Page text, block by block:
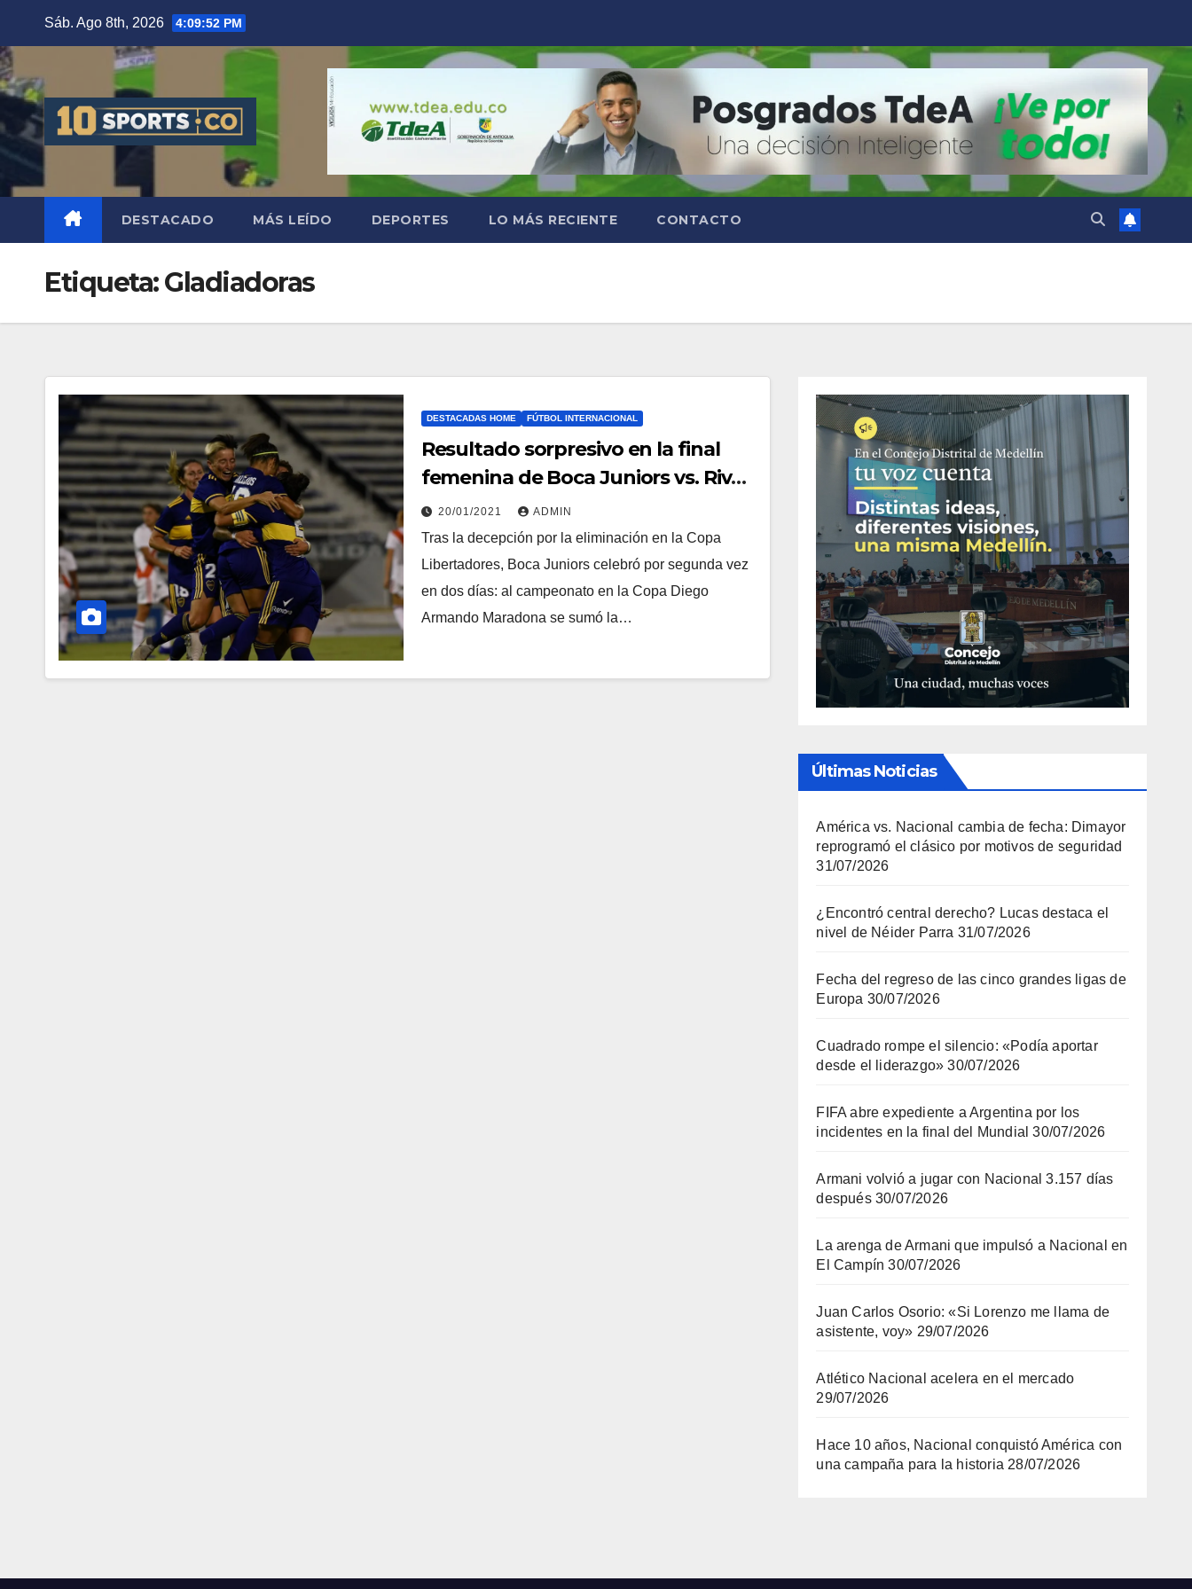
Sáb. Ago 8th, 2026 4:09:53 PM
DESTACADO MÁS LEÍDO DEPORTES LO MÁS RECIENTE CONTACTO
Etiqueta:Gladiadoras
DESTACADAS HOME FÚTBOL INTERNACIONAL
Resultado sorpresivo en la final
femenina de Boca Juniors vs. River
Plate
20/01/2021 ADMIN
Tras la decepción por la eliminación en la Copa
Libertadores, Boca Juniors celebró por segunda vez
en dos días: al campeonato en la Copa Diego
Armando Maradona se sumó la…
Últimas Noticias
América vs. Nacional cambia de fecha: Dimayor
reprogramó el clásico por motivos de seguridad
31/07/2026
¿Encontró central derecho? Lucas destaca el
nivel de Néider Parra 31/07/2026
Fecha del regreso de las cinco grandes ligas de
Europa 30/07/2026
Cuadrado rompe el silencio: «Podía aportar
desde el liderazgo» 30/07/2026
FIFA abre expediente a Argentina por los
incidentes en la final del Mundial 30/07/2026
Armani volvió a jugar con Nacional 3.157 días
después 30/07/2026
La arenga de Armani que impulsó a Nacional en
El Campín 30/07/2026
Juan Carlos Osorio: «Si Lorenzo me llama de
asistente, voy» 29/07/2026
Atlético Nacional acelera en el mercado
29/07/2026
Hace 10 años, Nacional conquistó América con
una campaña para la historia 28/07/2026